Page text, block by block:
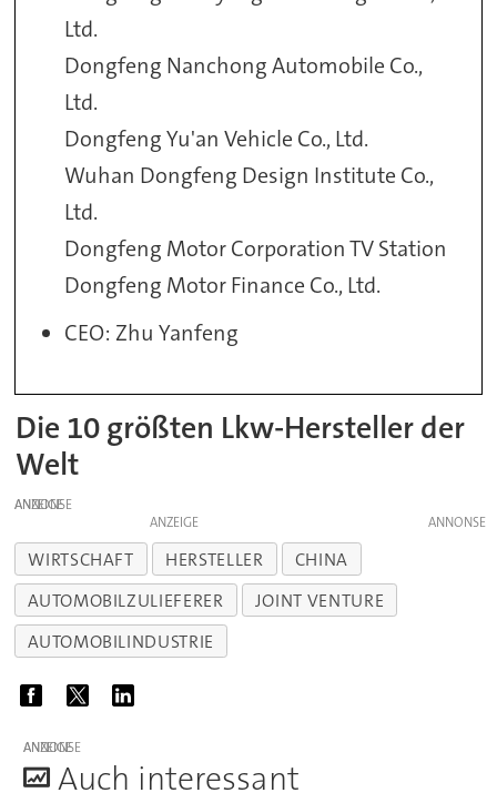
Ltd.
Dongfeng Nanchong Automobile Co.,
Ltd.
Dongfeng Yu'an Vehicle Co., Ltd.
Wuhan Dongfeng Design Institute Co.,
Ltd.
Dongfeng Motor Corporation TV Station
Dongfeng Motor Finance Co., Ltd.
CEO: Zhu Yanfeng
Die 10 größten Lkw-Hersteller der
Welt
ANZEIGE
ANZEIGE
WIRTSCHAFT HERSTELLER
CHINA
AUTOMOBILZULIEFERER
JOINT VENTURE
AUTOMOBILINDUSTRIE
ANZEIGE
Auch interessant